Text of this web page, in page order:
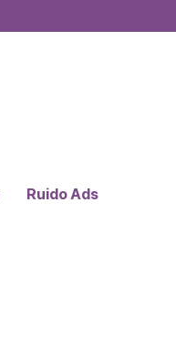
Ruido Ads